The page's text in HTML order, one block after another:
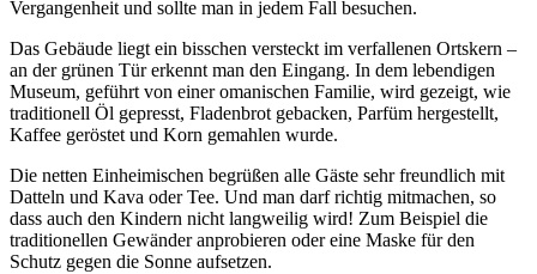
Vergangenheit und sollte man in jedem Fall besuchen.
Das Gebäude liegt ein bisschen versteckt im verfallenen Ortskern –
an der grünen Tür erkennt man den Eingang. In dem lebendigen
Museum, geführt von einer omanischen Familie, wird gezeigt, wie
traditionell Öl gepresst, Fladenbrot gebacken, Parfüm hergestellt,
Kaffee geröstet und Korn gemahlen wurde.
Die netten Einheimischen begrüßen alle Gäste sehr freundlich mit
Datteln und Kava oder Tee. Und man darf richtig mitmachen, so
dass auch den Kindern nicht langweilig wird! Zum Beispiel die
traditionellen Gewänder anprobieren oder eine Maske für den
Schutz gegen die Sonne aufsetzen.